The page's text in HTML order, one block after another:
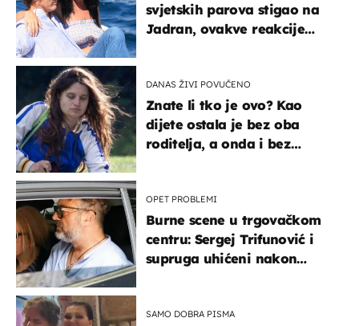
svjetskih parova stigao na
Jadran, ovakve reakcije
DANAS ŽIVI POVUČENO
Znate li tko je ovo? Kao
dijete ostala je bez oba
roditelja, a onda i bez
OPET PROBLEMI
Burne scene u trgovačkom
centru: Sergej Trifunović i
supruga uhićeni nakon
SAMO DOBRA PISMA